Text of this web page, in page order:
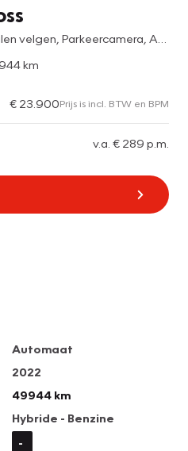
km
€ 23.900Prijs is incl. BTW en BPM
v.a. € 289 p.m.
Automaat
2022
49944 km
Hybride - Benzine
-